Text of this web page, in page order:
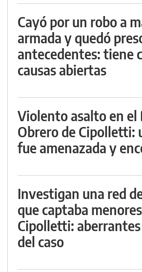
Cayó por un robo a
armada y quedó
antecedentes: tiene
causas abiertas
Violento asalto en el
Obrero de Cipolletti:
fue amenazada y
Investigan una red
que captaba
Cipolletti:
del caso